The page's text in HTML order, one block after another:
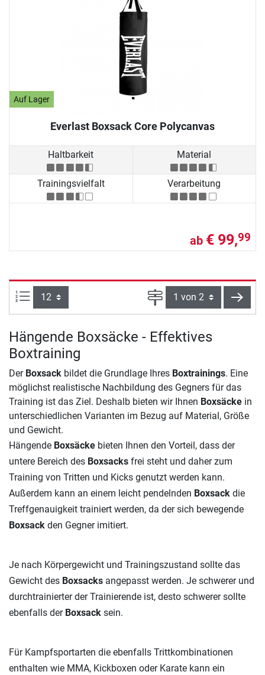
Auf Lager
Everlast Boxsack Core Polycanvas
Haltbarkeit Material
Trainingsvielfalt Verarbeitung
ab € 99,99
Artikel pro Seite: Seite
Hängende Boxsäcke - Effektives
Boxtraining
Der Boxsack bildet die Grundlage Ihres Boxtrainings. Eine
möglichst realistische Nachbildung des Gegners für das
Training ist das Ziel. Deshalb bieten wir Ihnen Boxsäcke in
unterschiedlichen Varianten im Bezug auf Material, Größe
und Gewicht.
Hängende Boxsäcke bieten Ihnen den Vorteil, dass der
untere Bereich des Boxsacks frei steht und daher zum
Training von Tritten und Kicks genutzt werden kann.
Außerdem kann an einem leicht pendelnden Boxsack die
Treffgenauigkeit trainiert werden, da der sich bewegende
Boxsack den Gegner imitiert.
Je nach Körpergewicht und Trainingszustand sollte das
Gewicht des Boxsacks angepasst werden. Je schwerer und
durchtrainierter der Trainierende ist, desto schwerer sollte
ebenfalls der Boxsack sein.
Für Kampfsportarten die ebenfalls Trittkombinationen
enthalten wie MMA, Kickboxen oder Karate kann ein